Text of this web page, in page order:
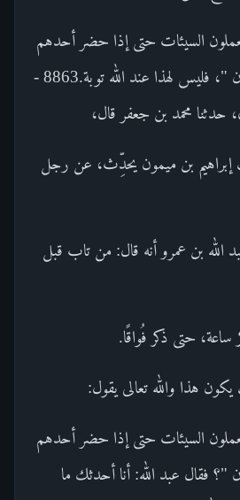
السيئات حتى إذا حضر أحدهم
الموت قال إنّي تبت الآن "، فليس لهذا عند الله توبة.8863 -
حدثنا محمد بن جعفر قال،
إبراهيم بن ميمون يحدِّث، عن رجل
الله بن عمرو أنه قال: من تاب قبل
حتى ذكر فُواقًا.
هذا والله تعالى يقول:
السيئات حتى إذا حضر أحدهم
"؟ فقال عبد الله: أنا أحدثك ما